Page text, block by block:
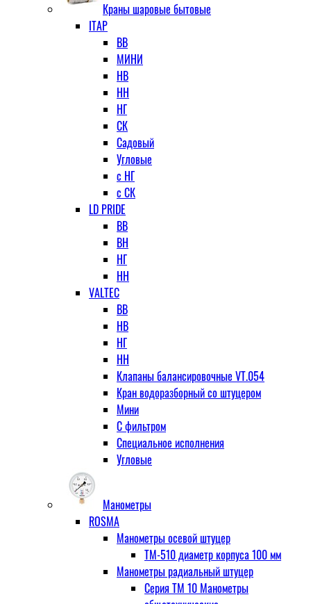
Краны шаровые бытовые
ITAP
ВВ
МИНИ
НВ
НН
НГ
СК
Садовый
Угловые
с НГ
с СК
LD PRIDE
ВВ
ВН
НГ
НН
VALTEC
ВВ
НВ
НГ
НН
Клапаны балансировочные VT.054
Кран водоразборный со штуцером
Мини
С фильтром
Специальное исполнения
Угловые
Манометры
ROSMA
Манометры осевой штуцер
ТМ-510 диаметр корпуса 100 мм
Манометры радиальный штуцер
Серия ТМ 10 Манометры